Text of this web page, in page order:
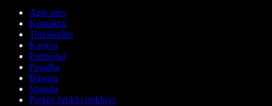
Apie mus
Kontaktai
Tinklaraštis
Karjera
Partneriai
Pagalba
Būsena
Spauda
Prekės ženklo rinkinys